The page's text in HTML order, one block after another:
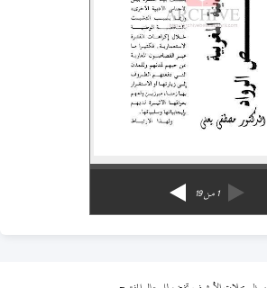
1من19